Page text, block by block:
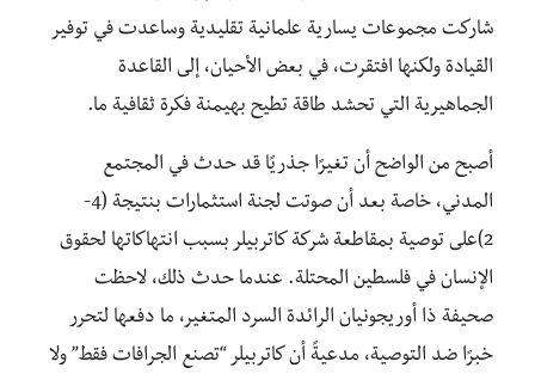
شاركت مجموعات يسارية علمانية تقليدية وساعدت في توفير
القيادة ولكنها افتقرت، في بعض الأحيان، إلى القاعدة
الجماهيرية التي تحشد طاقة تطيح بهيمنة فكرة ثقافية ما.
أصبح من الواضح أن تغيرًا جذريًا قد حدث في المجتمع
المدني، خاصة بعد أن صوتت لجنة استثمارات بنتيجة (4-
2)على توصية بمقاطعة شركة كاتربيلر بسبب انتهاكاتها لحقوق
الإنسان في فلسطين المحتلة. عندما حدث ذلك، لاحظت
صحيفة ذا أوريجونيان الرائدة السرد المتغير، ما دفعها لتحرر
خبرًا ضد التوصية، مدعيةً أن كاتربيلر “تصنع الجرافات فقط” ولا